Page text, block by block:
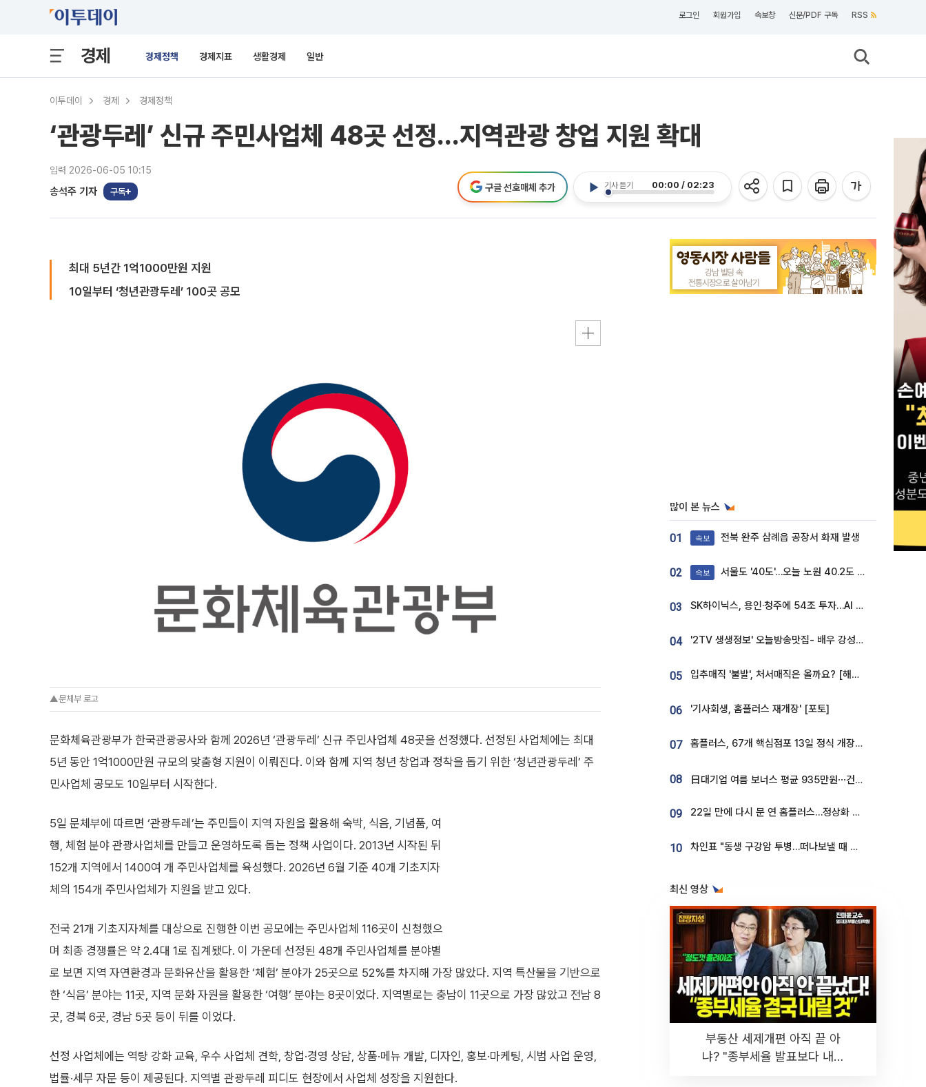
로그인 회원가입 속보창 신문/PDF 구독 RSS
경제 경제정책 경제지표 생활경제 일반
이투데이 경제 경제정책
‘관광두레’ 신규 주민사업체 48곳 선정…지역관광 창업 지원 확대
입력 2026-06-05 10:15
송석주 기자 구독
기사 듣기 00:00 / 02:23
구글 선호매체 추가
최대 5년간 1억1000만원 지원
10일부터 ‘청년관광두레’ 100곳 공모
▲문체부 로고
문화체육관광부가 한국관광공사와 함께 2026년 ‘관광두레’ 신규 주민사업체 48곳을 선정했다. 선정된 사업체에는 최대
5년 동안 1억1000만원 규모의 맞춤형 지원이 이뤄진다. 이와 함께 지역 청년 창업과 정착을 돕기 위한 ‘청년관광두레’ 주
민사업체 공모도 10일부터 시작한다.
5일 문체부에 따르면 ‘관광두레’는 주민들이 지역 자원을 활용해 숙박, 식음, 기념품, 여
행, 체험 분야 관광사업체를 만들고 운영하도록 돕는 정책 사업이다. 2013년 시작된 뒤
152개 지역에서 1400여 개 주민사업체를 육성했다. 2026년 6월 기준 40개 기초지자
체의 154개 주민사업체가 지원을 받고 있다.
전국 21개 기초지자체를 대상으로 진행한 이번 공모에는 주민사업체 116곳이 신청했으
며 최종 경쟁률은 약 2.4대 1로 집계됐다. 이 가운데 선정된 48개 주민사업체를 분야별
로 보면 지역 자연환경과 문화유산을 활용한 ‘체험’ 분야가 25곳으로 52%를 차지해 가장 많았다. 지역 특산물을 기반으로
한 ‘식음’ 분야는 11곳, 지역 문화 자원을 활용한 ‘여행’ 분야는 8곳이었다. 지역별로는 충남이 11곳으로 가장 많았고 전남 8
곳, 경북 6곳, 경남 5곳 등이 뒤를 이었다.
선정 사업체에는 역량 강화 교육, 우수 사업체 견학, 창업·경영 상담, 상품·메뉴 개발, 디자인, 홍보·마케팅, 시범 사업 운영,
법률·세무 자문 등이 제공된다. 지역별 관광두레 피디도 현장에서 사업체 성장을 지원한다.
많이 본 뉴스
01 속보 전북 완주 삼례읍 공장서 화재 발생
02 속보 서울도 '40도'…오늘 노원 40.2도 기록
03 SK하이닉스, 용인·청주에 54조 투자…AI 메모리 생산기지 키운다
04 '2TV 생생정보' 오늘방송맛집- 배우 강성진 단골! 쌀국수ㆍ푸팟퐁 커리 맛집 '블○○○'
05 입추매직 '불발', 처서매직은 올까요? [해시태그]
06 '기사회생, 홈플러스 재개장' [포토]
07 홈플러스, 67개 핵심점포 13일 정식 개장…영업 재개 속도
08 日대기업 여름 보너스 평균 935만원⋯건설회사 1800만 넘어
09 22일 만에 다시 문 연 홈플러스…정상화 바쁜데 재고 없어 ‘발동동’[가보니]
10 차인표 "동생 구강암 투병…떠나보낼 때 가장 힘들었다”
최신 영상
부동산 세제개편 아직 끝 아
냐? "종부세율 발표보다 내릴